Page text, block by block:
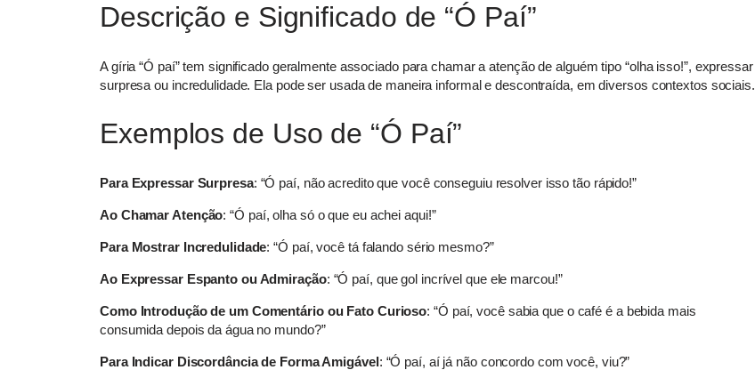
Descrição e Significado de “Ó Paí”
A gíria “Ó paí” tem significado geralmente associado para chamar a atenção de alguém tipo “olha isso!”, expressar
surpresa ou incredulidade. Ela pode ser usada de maneira informal e descontraída, em diversos contextos sociais.
Exemplos de Uso de “Ó Paí”
Para Expressar Surpresa: “Ó paí, não acredito que você conseguiu resolver isso tão rápido!”
Ao Chamar Atenção: “Ó paí, olha só o que eu achei aqui!”
Para Mostrar Incredulidade: “Ó paí, você tá falando sério mesmo?”
Ao Expressar Espanto ou Admiração: “Ó paí, que gol incrível que ele marcou!”
Como Introdução de um Comentário ou Fato Curioso: “Ó paí, você sabia que o café é a bebida mais
consumida depois da água no mundo?”
Para Indicar Discordância de Forma Amigável: “Ó paí, aí já não concordo com você, viu?”